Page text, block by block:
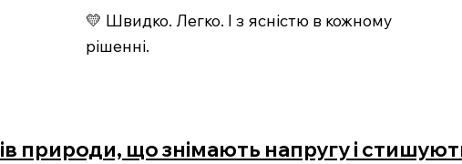
💛 Швидко. Легко. І з ясністю в кожному
рішенні.
природи, що знімають напругу і